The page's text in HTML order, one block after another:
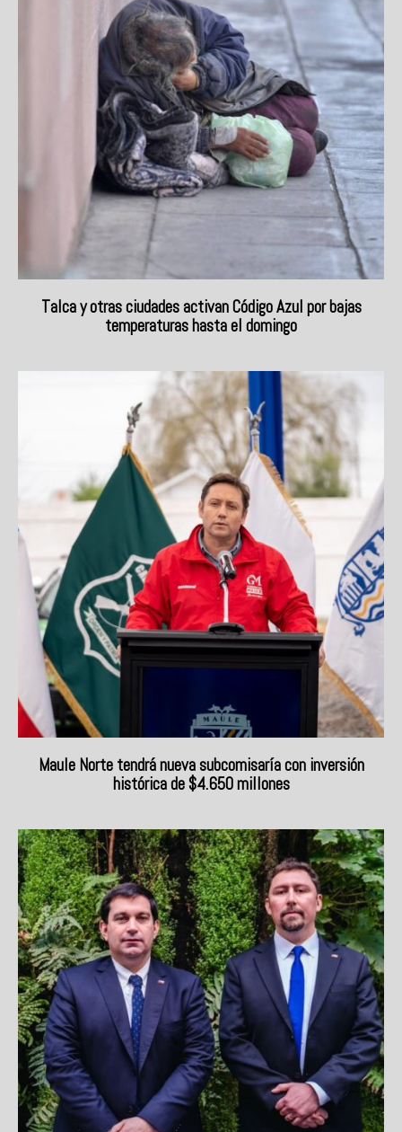
Talca y otras ciudades activan Código Azul por bajas
temperaturas hasta el domingo
Maule Norte tendrá nueva subcomisaría con inversión
histórica de $4.650 millones